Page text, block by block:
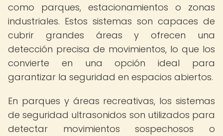
como parques, estacionamientos o zonas
industriales. Estos sistemas son capaces de
cubrir grandes áreas y ofrecen una
detección precisa de movimientos, lo que los
convierte en una opción ideal para
garantizar la seguridad en espacios abiertos.
En parques y áreas recreativas, los sistemas
de seguridad ultrasonidos son utilizados para
detectar movimientos sospechosos o